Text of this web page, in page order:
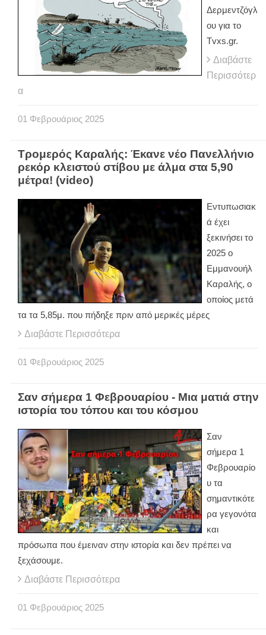
Δερμεντζόγλ
ου για το
Tvxs.gr.
Διαβάστε
Περισσότερ
α
01 Φεβρουάριος 2025
Τρομερός Καραλής: Έκανε νέο Πανελλήνιο
ρεκόρ κλειστού στίβου με άλμα στα 5,90
μέτρα! (video)
Εντυπωσιακ
ά έχει
ξεκινήσει το
2025 ο
Εμμανουήλ
Καραλής, ο
οποίος μετά
τα τα 5,85μ. που πήδηξε πριν από μερικές μέρες
Διαβάστε Περισσότερα
01 Φεβρουάριος 2025
Σαν σήμερα 1 Φεβρουαρίου - Μια ματιά στην
ιστορία του τόπου και του κόσμου
Σαν
σήμερα 1
Φεβρουαρίο
υ τα
σημαντικότε
ρα γεγονότα
και
πρόσωπα που έμειναν στην ιστορία και δεν πρέπει να
ξεχάσουμε.
Διαβάστε Περισσότερα
01 Φεβρουάριος 2025